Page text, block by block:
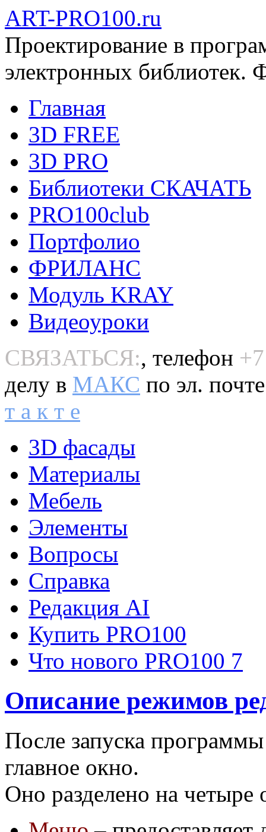
ART-PRO100.ru
Проектирование в
электронных библиотек.
Главная
3D FREE
3D PRO
Библиотеки СКАЧАТЬ
PRO100club
Портфолио
ФРИЛАНС
Модуль KRAY
Видеоуроки
СВЯЗАТЬСЯ:, телефон
делу в MAКС по эл.
т а к т е
3D фасады
Материалы
Мебель
Элементы
Вопросы
Справка
Редакция AI
Купить PRO100
Что нового PRO100 7
Описание режимов
После запуска
главное окно.
Оно разделено на четыре